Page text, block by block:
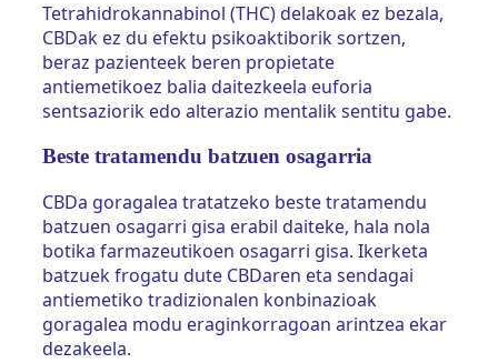
Tetrahidrokannabinol (THC) delakoak ez bezala,
CBDak ez du efektu psikoaktiborik sortzen,
beraz pazienteek beren propietate
antiemetikoez balia daitezkeela euforia
sentsaziorik edo alterazio mentalik sentitu gabe.
Beste tratamendu batzuen osagarria
CBDa goragalea tratatzeko beste tratamendu
batzuen osagarri gisa erabil daiteke, hala nola
botika farmazeutikoen osagarri gisa. Ikerketa
batzuek frogatu dute CBDaren eta sendagai
antiemetiko tradizionalen konbinazioak
goragalea modu eraginkorragoan arintzea ekar
dezakeela.